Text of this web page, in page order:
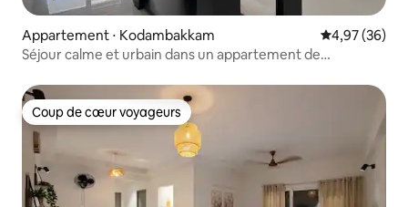
Appartement ⋅ Kodambakkam Évaluation
4,97 (36)
Séjour calme et urbain dans un appartement de
Coup de cœur voyageurs
Coup de cœur voyageurs